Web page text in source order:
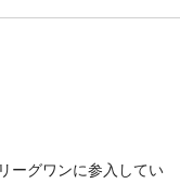
ーグワンに参入してい